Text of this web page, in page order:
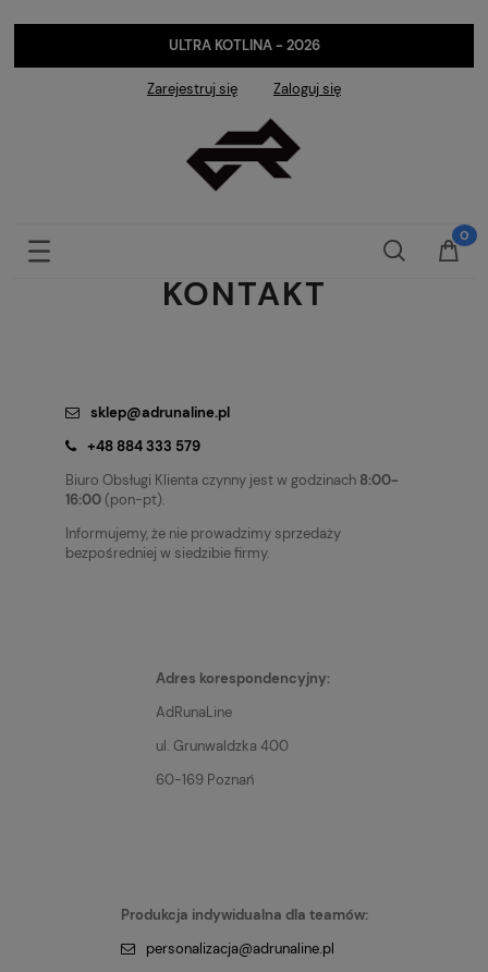
ULTRA KOTLINA - 2026
Zarejestruj się Zaloguj się
KONTAKT
sklep@adrunaline.pl
+48 884 333 579
Biuro Obsługi Klienta czynny jest w godzinach 8:00-
16:00(pon-pt).
Informujemy, że nie prowadzimy sprzedaży
bezpośredniej w siedzibie firmy.
Adres korespondencyjny:
AdRunaLine
ul. Grunwaldzka 400
60-169 Poznań
Produkcja indywidualna dla teamów:
personalizacja@adrunaline.pl